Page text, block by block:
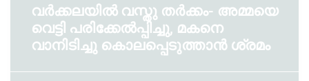
വർക്കലയിൽ വസ്തു തർക്കം- അമ്മയെ
വെട്ടി പരിക്കേൽപ്പിച്ചു, മകനെ
വാനിടിച്ചു കൊലപ്പെടുത്താൻ ശ്രമം